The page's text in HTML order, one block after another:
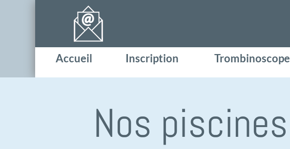
Accueil Inscription Trombinoscope
Nos piscines